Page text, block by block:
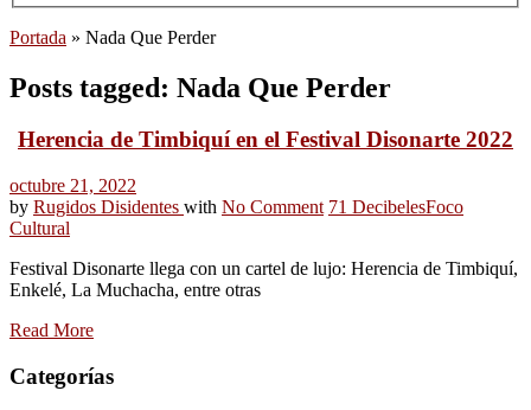
Portada » Nada Que Perder
Posts tagged: Nada Que Perder
Herencia de Timbiquí en el Festival Disonarte 2022
octubre 21, 2022
by Rugidos Disidentes with No Comment 71 DecibelesFoco
Cultural
Festival Disonarte llega con un cartel de lujo: Herencia de Timbiquí,
Enkelé, La Muchacha, entre otras
Read More
Categorías